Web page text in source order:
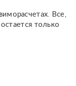
Все,
только